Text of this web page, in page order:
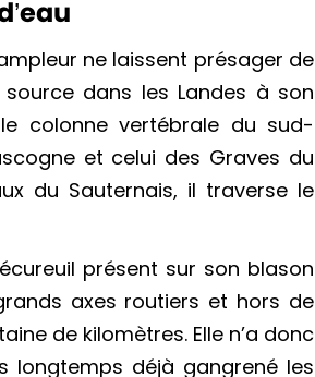
ne laissent présager de
dans les Landes à son
colonne vertébrale du sud-
et celui des Graves du
du Sauternais, il traverse le
présent sur son blason
axes routiers et hors de
de kilomètres. Elle n’a donc
déjà gangrené les